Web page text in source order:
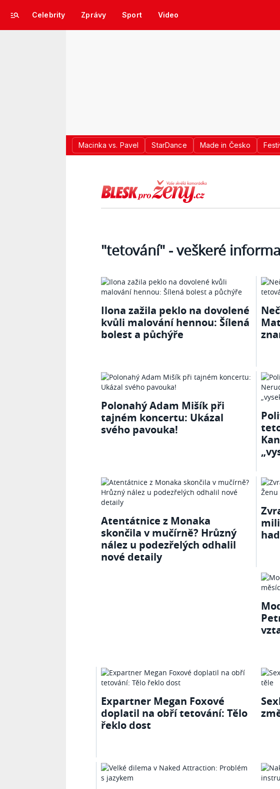
Celebrity Zprávy Sport Video
Macinka vs. Pavel StarDance Made in Česko
LOGO BLESK
"tetování" - veškeré
Ilona zažila peklo na dovolené
kvůli malování hennou: Šílená
bolest a půchýře
Polonahý Adam Mišík při
tajném koncertu: Ukázal
svého pavouka!
Atentátnice z Monaka
skončila v mučírně? Hrůzný
nález u podezřelých odhalil
nové detaily
Expartner Megan Foxové
doplatil na obří tetování: Tělo
řeklo dost